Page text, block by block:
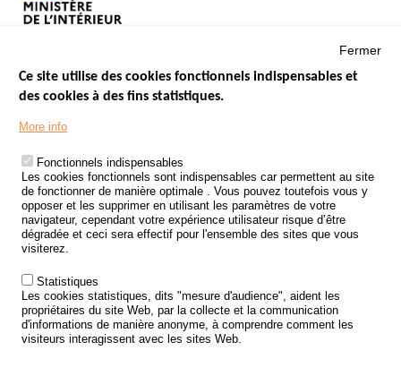
Menu
Footer
LES SITES PUBLICS
ÉTAT DE L’INSÉCURITÉ ROUTIÈRE
TRAITEMENT DES DONNÉES PERSONNELLES DES ACCIDENTS DE
LA ROUTE
ETUDES ET RECHERCHES
APPEL À PROJETS
POLITIQUE DE SÉCURITÉ ROUTIÈRE
Outils
AGENDA
Fermer
Ce site utilise des cookies fonctionnels indispensables et
des cookies à des fins statistiques.
More info
Fonctionnels indispensables
Les cookies fonctionnels sont indispensables car permettent au site
de fonctionner de manière optimale . Vous pouvez toutefois vous y
opposer et les supprimer en utilisant les paramètres de votre
navigateur, cependant votre expérience utilisateur risque d’être
dégradée et ceci sera effectif pour l'ensemble des sites que vous
visiterez.
Statistiques
Les cookies statistiques, dits "mesure d'audience", aident les
propriétaires du site Web, par la collecte et la communication
d'informations de manière anonyme, à comprendre comment les
visiteurs interagissent avec les sites Web.